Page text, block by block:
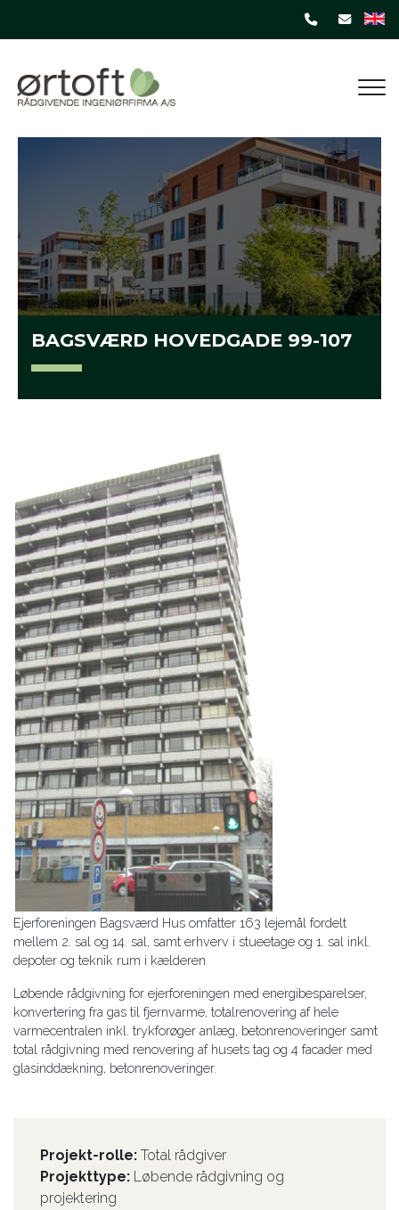
BAGSVÆRD HOVEDGADE 99-107​
Ejerforeningen Bagsværd Hus omfatter 163 lejemål fordelt
mellem 2. sal og 14. sal, samt erhverv i stueetage og 1. sal inkl.
depoter og teknik rum i kælderen
Løbende rådgivning for ejerforeningen med energibesparelser,
konvertering fra gas til fjernvarme, totalrenovering af hele
varmecentralen inkl. trykforøger anlæg, betonrenoveringer samt
total rådgivning med renovering af husets tag og 4 facader med
glasinddækning, betonrenoveringer.
Projekt-rolle: Total rådgiver
Projekttype: Løbende rådgivning og
projektering